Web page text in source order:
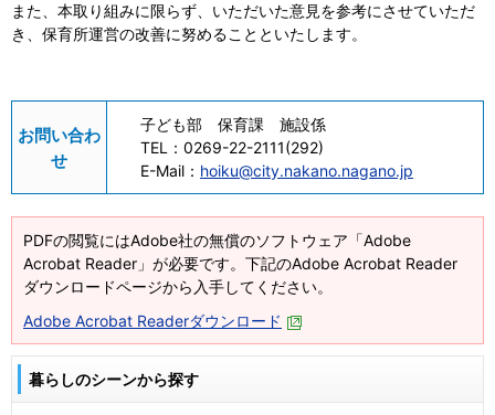
また、本取り組みに限らず、いただいた意見を参考にさせていただ
き、保育所運営の改善に努めることといたします。
お問い合わ
せ
子ども部 保育課 施設係
TEL： 0269-22-2111(292)
E-Mail： hoiku@city.nakano.nagano.jp
PDFの閲覧にはAdobe社の無償のソフトウェア「Adobe
Acrobat Reader」が必要です。下記のAdobe Acrobat Reader
ダウンロードページから入手してください。
Adobe Acrobat Readerダウンロード
暮らしのシーンから探す